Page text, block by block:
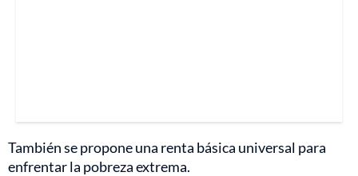
También se propone una renta básica universal para
enfrentar la pobreza extrema.